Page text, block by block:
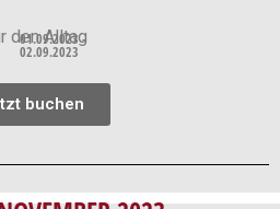
den Alltag
01.09.2023 -
02.09.2023
buchen